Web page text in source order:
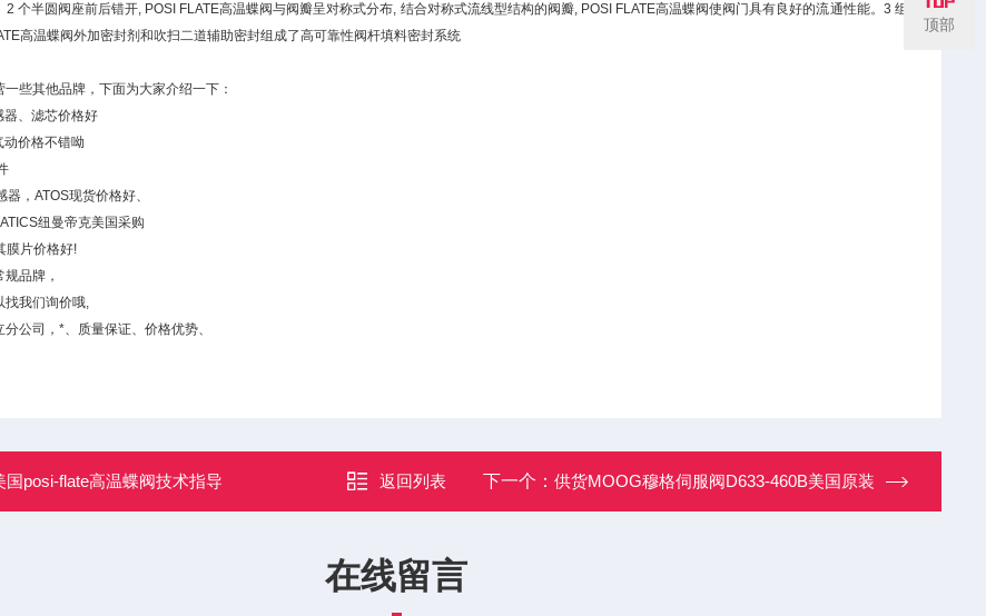
个半圆阀座前后错开, POSI FLATE高温蝶阀与阀瓣呈对称式分布, 结合对称式流线型结构的阀瓣, POSI FLATE高温蝶阀使阀门具有良好的流通性能。3 组
高温蝶阀外加密封剂和吹扫二道辅助密封组成了高可靠性阀杆填料密封系统
一些其他品牌，下面为大家介绍一下：
器、滤芯价格好
动价格不错呦
，ATOS现货价格好、
纽曼帝克美国采购
膜片价格好!
品牌，
找我们询价哦,
公司，*、质量保证、价格优势、
国posi-flate高温蝶阀技术指导 返回列表 下一个： 供货MOOG穆格伺服阀D633-460B美国原装
在线留言
顶部